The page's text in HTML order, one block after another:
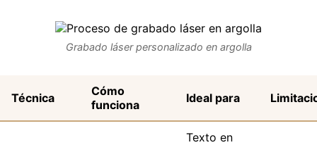
Grabado láser personalizado en argolla
Técnica
Cómo
funciona
Ideal para
Texto en